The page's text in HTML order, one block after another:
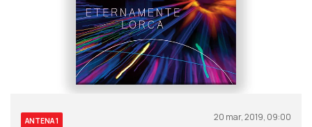
ANTENA 1 20 mar, 2019, 09:00